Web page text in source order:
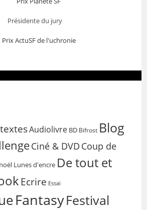
Présidente du jury
Audiolivre BD Bifrost Blog
Ciné & DVD Coup de
Lunes d'encre De tout et
Ecrire Essai
FantasyFestival